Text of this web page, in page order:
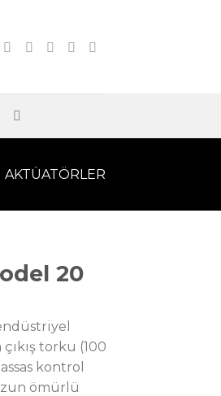
AKTÜATÖRLER
20
torku (100
kontrol
ömürlü